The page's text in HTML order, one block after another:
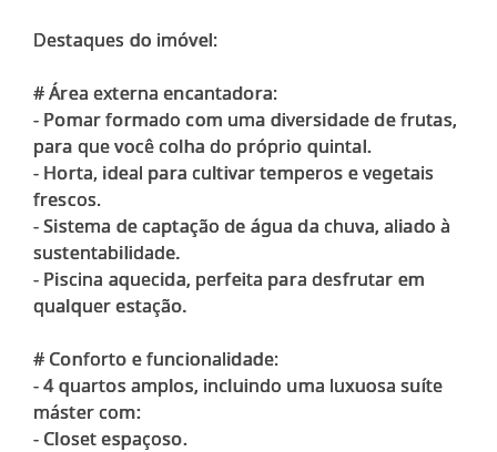
Destaques do imóvel:
# Área externa encantadora:
- Pomar formado com uma diversidade de frutas,
para que você colha do próprio quintal.
- Horta, ideal para cultivar temperos e vegetais
frescos.
- Sistema de captação de água da chuva, aliado à
sustentabilidade.
- Piscina aquecida, perfeita para desfrutar em
qualquer estação.
# Conforto e funcionalidade:
- 4 quartos amplos, incluindo uma luxuosa suíte
máster com:
- Closet espaçoso.